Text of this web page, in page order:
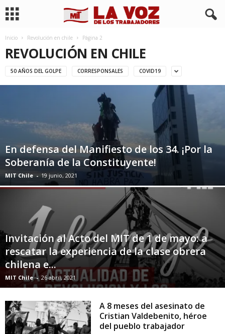
Inicio Revolución en chile Página 2
REVOLUCIÓN EN CHILE
50 AÑOS DEL GOLPE CORRESPONSALES COVID19
En defensa del Manifiesto de los 34. ¡Por la
Soberanía de la Constituyente!
MIT Chile - 19 junio, 2021
Invitación al Acto del MIT de 1 de mayo: a
rescatar la experiencia de la clase obrera
chilena e...
MIT Chile - 26 abril, 2021
A 8 meses del asesinato de
Cristian Valdebenito, héroe
del pueblo trabajador